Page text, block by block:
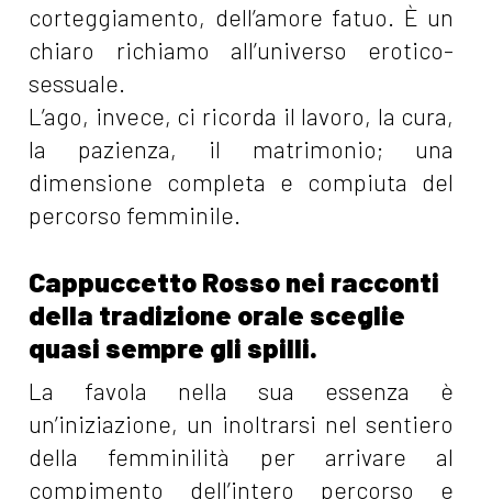
corteggiamento, dell’amore fatuo. È un
chiaro richiamo all’universo erotico-
sessuale.
L’ago, invece, ci ricorda il lavoro, la cura,
la pazienza, il matrimonio; una
dimensione completa e compiuta del
percorso femminile.
Cappuccetto Rosso nei racconti
della tradizione orale sceglie
quasi sempre gli spilli.
La favola nella sua essenza è
un’iniziazione, un inoltrarsi nel sentiero
della femminilità per arrivare al
compimento dell’intero percorso e